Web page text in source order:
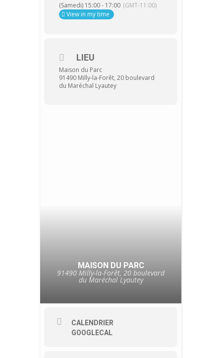
(Samedi) 15:00 - 17:00 (GMT-11:00)
View in my time
LIEU
Maison du Parc
91490 Milly-la-Forêt, 20 boulevard
du Maréchal Lyautey
MAISON DU PARC
91490 Milly-la-Forêt, 20 boulevard
du Maréchal Lyautey
CALENDRIER
GOOGLECAL